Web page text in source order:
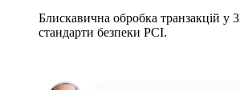
Блискавична обробка транзакцій у
стандарти безпеки PCI.